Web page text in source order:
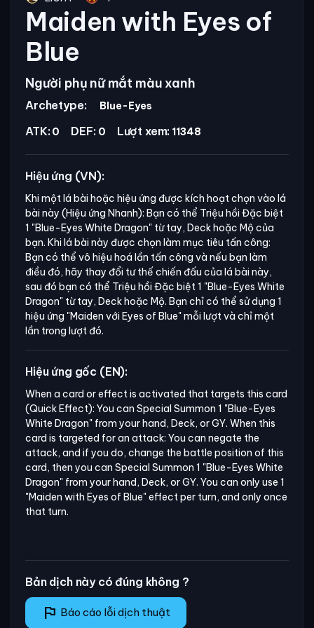
Maiden with Eyes of
Blue
Người phụ nữ mắt màu xanh
Archetype: Blue-Eyes
ATK: 0 DEF: 0 Lượt xem: 11348
Hiệu ứng (VN):
Khi một lá bài hoặc hiệu ứng được kích hoạt chọn vào lá
bài này (Hiệu ứng Nhanh): Bạn có thể Triệu hồi Đặc biệt
1 "Blue-Eyes White Dragon" từ tay, Deck hoặc Mộ của
bạn. Khi lá bài này được chọn làm mục tiêu tấn công:
Bạn có thể vô hiệu hoá lần tấn công và nếu bạn làm
điều đó, hãy thay đổi tư thế chiến đấu của lá bài này,
sau đó bạn có thể Triệu hồi Đặc biệt 1 "Blue-Eyes White
Dragon" từ tay, Deck hoặc Mộ. Bạn chỉ có thể sử dụng 1
hiệu ứng "Maiden với Eyes of Blue"mỗi lượt và chỉ một
lần trong lượt đó.
Hiệu ứng gốc (EN):
When a card or effect is activated that targets this card
(Quick Effect): You can Special Summon 1 "Blue-Eyes
White Dragon" from your hand, Deck, or GY. When this
card is targeted for an attack: You can negate the
attack, and if you do, change the battle position of this
card, then you can Special Summon 1 "Blue-Eyes White
Dragon" from your hand, Deck, or GY. You can only use 1
"Maiden with Eyes of Blue" effect per turn, and only once
that turn.
Bản dịch này có đúng không ?
flag Báo cáo lỗi dịch thuật